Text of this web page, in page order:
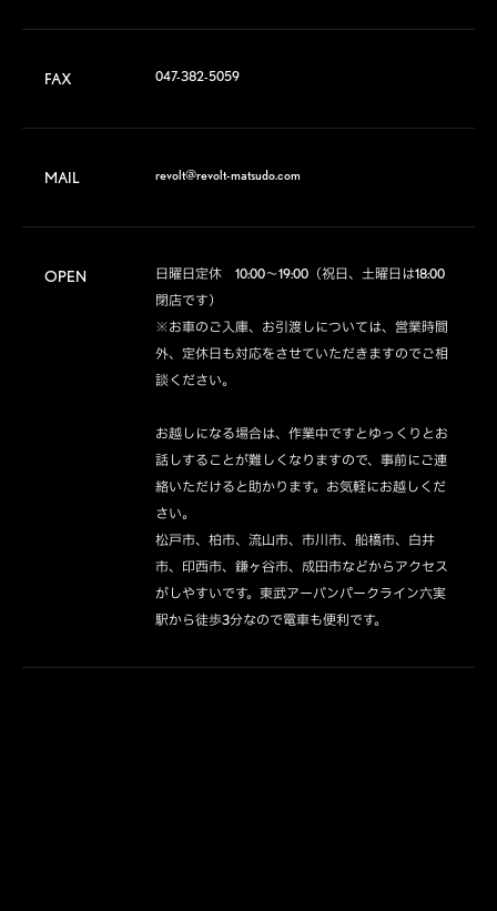
FAX 047-382-5059
MAIL revolt@revolt-matsudo.com
OPEN
日曜日定休　10:00～19:00（祝日、土曜日は18:00
閉店です）
※お車のご入庫、お引渡しについては、営業時間
外、定休日も対応をさせていただきますのでご相
談ください。
お越しになる場合は、作業中ですとゆっくりとお
話しすることが難しくなりますので、事前にご連
絡いただけると助かります。お気軽にお越しくだ
さい。
松戸市、柏市、流山市、市川市、船橋市、白井
市、印西市、鎌ヶ谷市、成田市などからアクセス
がしやすいです。東武アーバンパークライン六実
駅から徒歩3分なので電車も便利です。